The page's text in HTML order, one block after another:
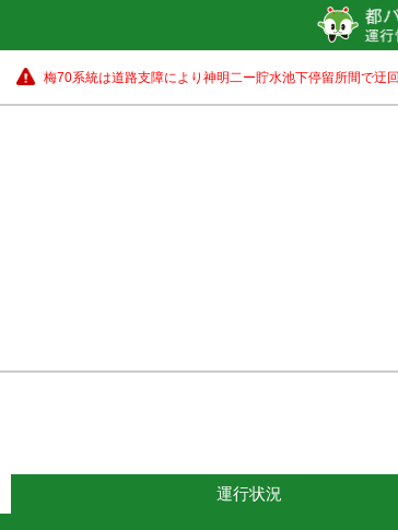
梅70系統は道路支障により神明二ー貯水池下停留所間で迂
運行状況